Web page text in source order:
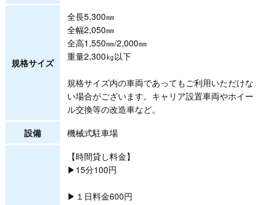
規格サイズ
全長5,300㎜
全幅2,050㎜
全高1,550㎜/2,000㎜
重量2,300㎏以下
規格サイズ内の車両であってもご利用いただけな
い場合がございます。キャリア設置車両やホイー
ル交換等の改造車など。
設備
機械式駐車場
【時間貸し料金】
▶15分100円
▶１日料金600円